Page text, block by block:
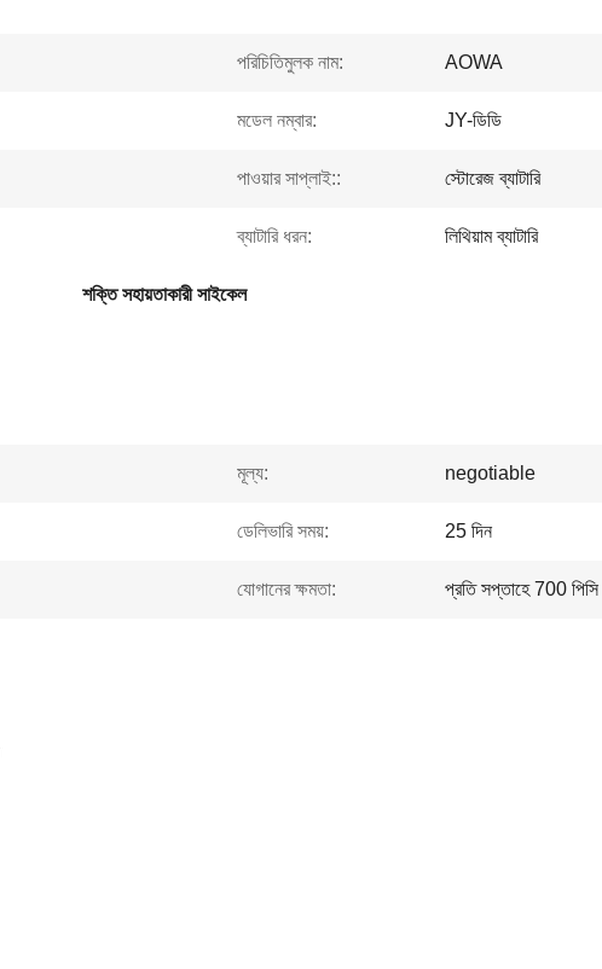
পরিচিতিমুলক নাম: AOWA
মডেল নম্বার: JY-ডিডি
পাওয়ার সাপ্লাই:: স্টোরেজ ব্যাটারি
ব্যাটারি ধরন: লিথিয়াম ব্যাটারি
শক্তি সহায়তাকারী সাইকেল
মূল্য: negotiable
ডেলিভারি সময়: 25 দিন
যোগানের ক্ষমতা: প্রতি সপ্তাহে 700 পিসি